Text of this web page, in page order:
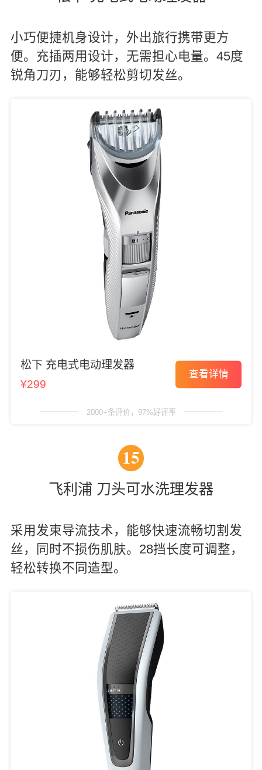
小巧便捷机身设计，外出旅行携带更方
便。充插两用设计，无需担心电量。45度
锐角刀刃，能够轻松剪切发丝。
松下 充电式电动理发器
¥299
查看详情
2000+条评价，97%好评率
15
飞利浦 刀头可水洗理发器
采用发束导流技术，能够快速流畅切割发
丝，同时不损伤肌肤。28挡长度可调整，
轻松转换不同造型。